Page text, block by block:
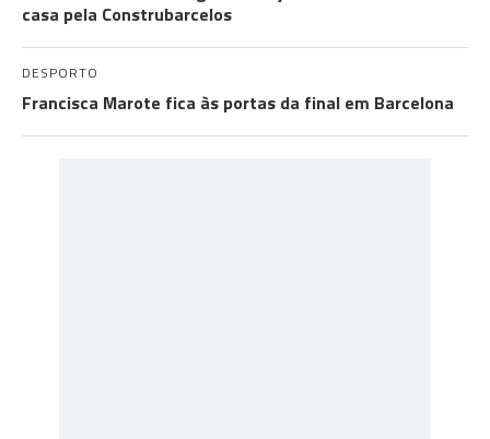
casa pela Construbarcelos
DESPORTO
Francisca Marote fica às portas da final em Barcelona